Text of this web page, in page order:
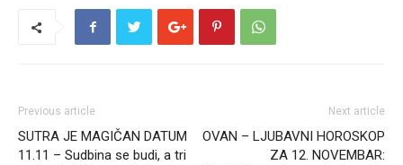
Previous article
SUTRA JE MAGIČAN DATUM
11.11 – Sudbina se budi, a tri
Next article
OVAN – LJUBAVNI HOROSKOP
ZA 12. NOVEMBAR: